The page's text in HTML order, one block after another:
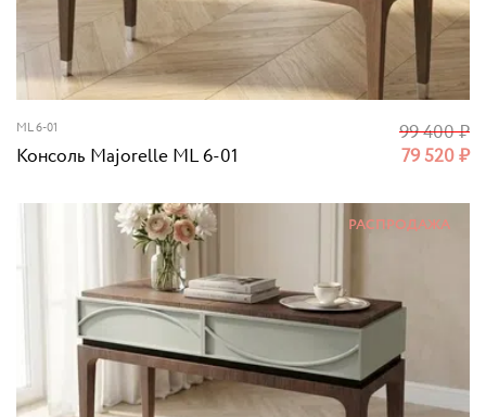
ML 6-01
Консоль Majorelle ML 6-01 79 520₽
99 400₽
РАСПРОДАЖА